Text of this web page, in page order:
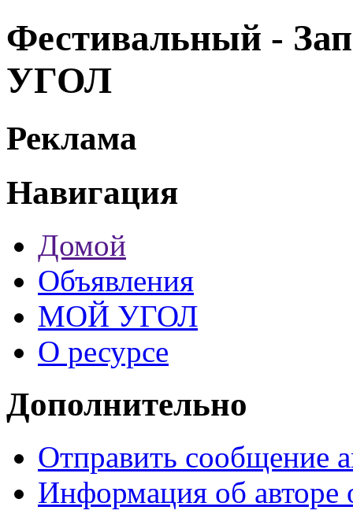
Фестивальный -
УГОЛ
Реклама
Навигация
Домой
Объявления
МОЙ УГОЛ
О ресурсе
Дополнительно
Отправить сообщение
Информация об авторе